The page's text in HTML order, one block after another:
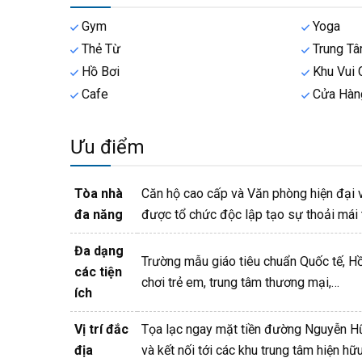
Gym
Yoga
Thẻ Từ
Trung
Hồ Bơi
Khu Vui
Cafe
Cửa
Ưu điểm
Tòa nhà
đa năng
Căn hộ cao cấp và Văn phòng hiện
được tổ chức độc lập tạo sự thoải mái
Đa dạng
các tiện
ích
Trường mẫu giáo tiêu chuẩn Quốc tế,
chơi trẻ em, trung tâm thương mại,…
Vị trí đắc
địa
Tọa lạc ngay mặt tiền đường Nguyễn
và kết nối tới các khu trung tâm hiện